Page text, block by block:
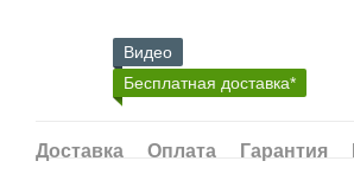
Видео
Бесплатная доставка*
Доставка Оплата Гарантия